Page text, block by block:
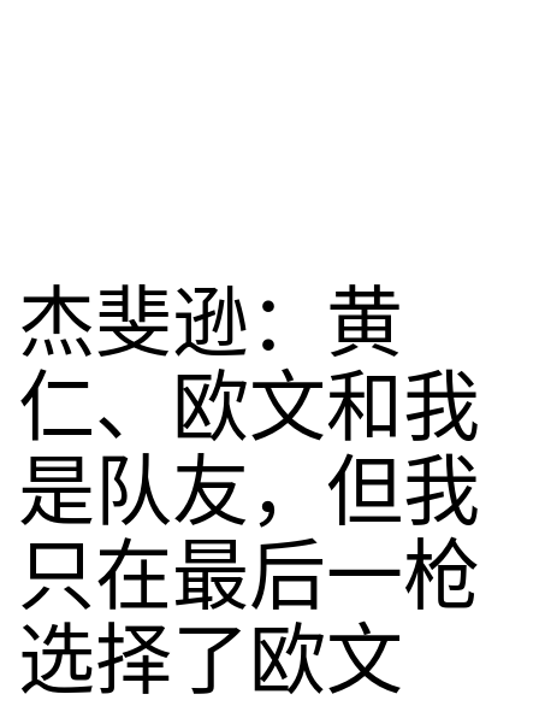
杰斐逊：黄
仁、欧文和我
是队友，但我
只在最后一枪
选择了欧文